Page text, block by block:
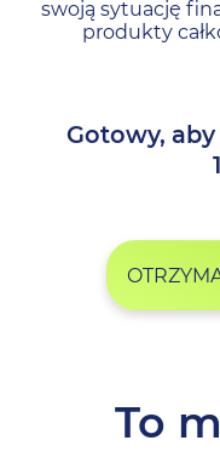
swoją sytuację
produkty
Gotowy,
To